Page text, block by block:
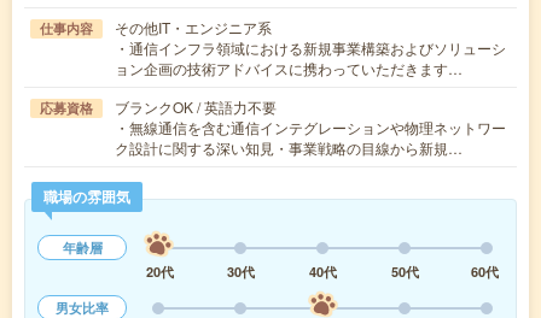
仕事内容
その他IT・エンジニア系
・通信インフラ領域における新規事業構築およびソリューシ
ョン企画の技術アドバイスに携わっていただきます…
応募資格
ブランクOK / 英語力不要
・無線通信を含む通信インテグレーションや物理ネットワー
ク設計に関する深い知見・事業戦略の目線から新規…
職場の雰囲気
年齢層
20代
30代 40代 50代
60代
男女比率